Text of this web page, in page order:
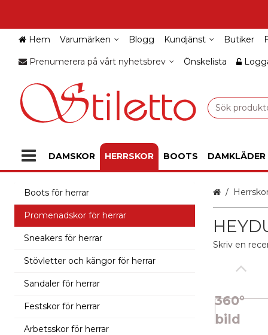
Hem Varumärken Blogg Kundjänst Butiker
Prenumerera på vårt nyhetsbrev Önskelista
DAMSKOR HERRSKOR BOOTS DAMKLÄDER
Boots för herrar
Promenadskor för herrar
Sneakers för herrar
Stövletter och kängor för herrar
Sandaler för herrar
Festskor för herrar
Arbetsskor för herrar
Hem
Skriv en
360°
bild